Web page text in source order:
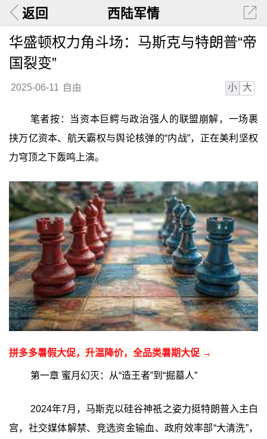
返回 西陆军情
华盛顿权力角斗场：马斯克与特朗普“帝
国裂变”
2025-06-11 自由 小 大
笔者按：当资本巨鳄与政治强人的联盟崩解，一场裹
挟万亿资本、航天霸权与舆论核弹的“内战”，正在美利坚权
力穹顶之下轰鸣上演。
拼多多暑假大促，升温降价，全品类暑期大促 →
第一章 蜜月幻灭：从“造王者”到“掘墓人”
2024年7月，马斯克以硅谷神祇之姿力挺特朗普入主白
宫，社交媒体解禁、竞选资金输血、政府效率部“大清洗”，